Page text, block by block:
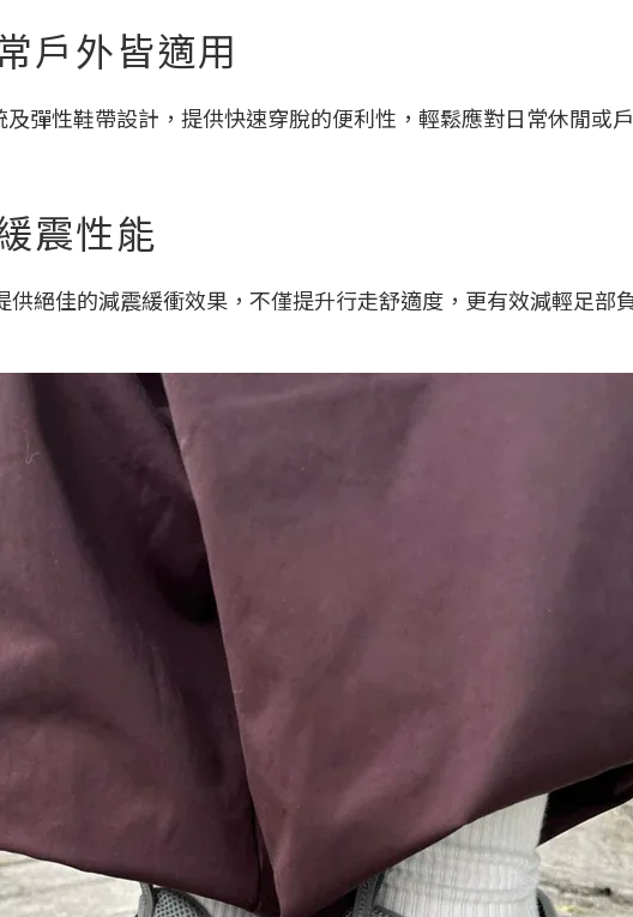
戶外皆適用
彈性鞋帶設計，提供快速穿脫的便利性，輕鬆應對日常休閒或
震性能
供絕佳的減震緩衝效果，不僅提升行走舒適度，更有效減輕足部